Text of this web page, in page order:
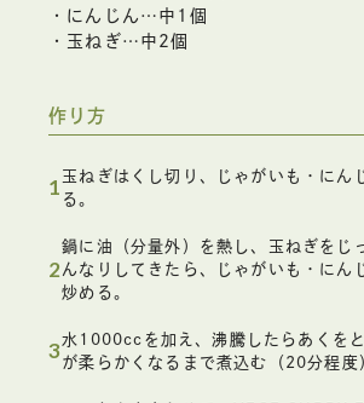
・にんじん…中1個
・玉ねぎ…中2個
作り方
1玉ねぎはくし切り、じゃがいも・にん
る。
2
鍋に油（分量外）を熱し、玉ねぎをじ
んなりしてきたら、じゃがいも・にん
炒める。
3水1000ccを加え、沸騰したらあくを
が柔らかくなるまで煮込む（20分程度